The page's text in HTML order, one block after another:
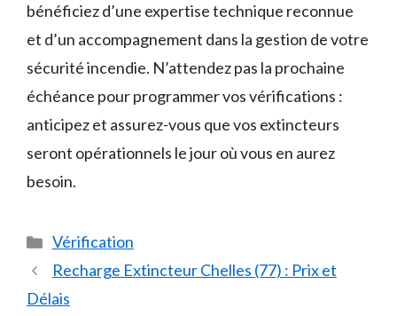
bénéficiez d’une expertise technique reconnue
et d’un accompagnement dans la gestion de votre
sécurité incendie. N’attendez pas la prochaine
échéance pour programmer vos vérifications :
anticipez et assurez-vous que vos extincteurs
seront opérationnels le jour où vous en aurez
besoin.
Catégories
Vérification
Recharge Extincteur Chelles (77) : Prix et
Délais